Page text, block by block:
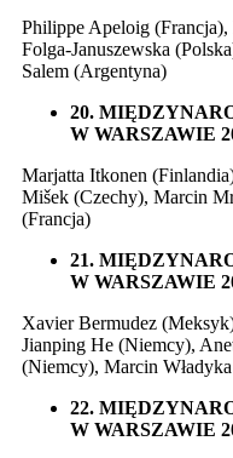
Philippe Apeloig
Folga-Januszewska
Salem (Argentyna)
20.
W WARSZAWIE
Marjatta Itkonen
Mišek (Czechy), Marcin
(Francja)
21.
W WARSZAWIE
Xavier Bermudez
Jianping He (Niemcy),
(Niemcy), Marcin
22.
W WARSZAWIE